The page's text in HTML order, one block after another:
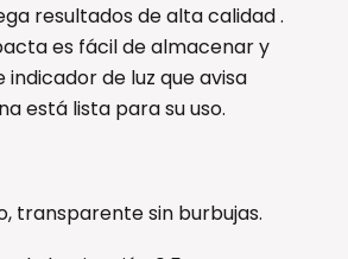
resultados de alta calidad .
es fácil de almacenar y
indicador de luz que avisa
está lista para su uso.
transparente sin burbujas.